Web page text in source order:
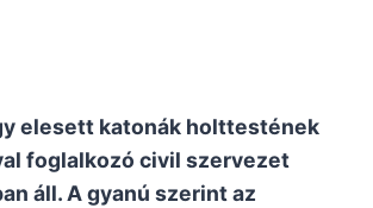
elesett katonák holttestének
foglalkozó civil szervezet
áll. A gyanú szerint az